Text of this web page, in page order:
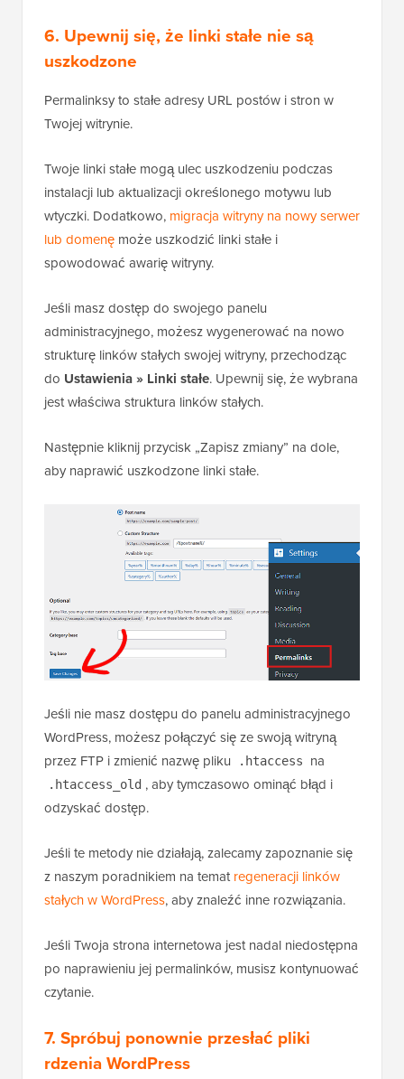
6. Upewnij się, że linki stałe nie są
uszkodzone
Permalinksy to stałe adresy URL postów i stron w
Twojej witrynie.
Twoje linki stałe mogą ulec uszkodzeniu podczas
instalacji lub aktualizacji określonego motywu lub
wtyczki. Dodatkowo, migracja witryny na nowy serwer
lub domenę może uszkodzić linki stałe i
spowodować awarię witryny.
Jeśli masz dostęp do swojego panelu
administracyjnego, możesz wygenerować na nowo
strukturę linków stałych swojej witryny, przechodząc
do Ustawienia » Linki stałe. Upewnij się, że wybrana
jest właściwa struktura linków stałych.
Następnie kliknij przycisk „Zapisz zmiany” na dole,
aby naprawić uszkodzone linki stałe.
Jeśli nie masz dostępu do panelu administracyjnego
WordPress, możesz połączyć się ze swoją witryną
przez FTP i zmienić nazwę pliku
.htaccess na
.htaccess_old , aby tymczasowo ominąć błąd i
odzyskać dostęp.
Jeśli te metody nie działają, zalecamy zapoznanie się
z naszym poradnikiem na tematregeneracji linków
stałych w WordPress, aby znaleźć inne rozwiązania.
Jeśli Twoja strona internetowa jest nadal niedostępna
po naprawieniu jej permalinków, musisz kontynuować
czytanie.
7. Spróbuj ponownie przesłać pliki
rdzenia WordPress